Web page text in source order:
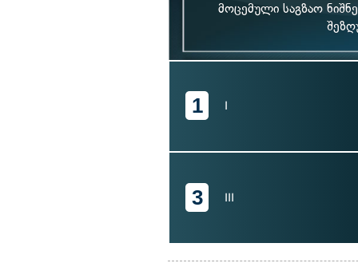
მოცემული საგზაო
1 I
3 III